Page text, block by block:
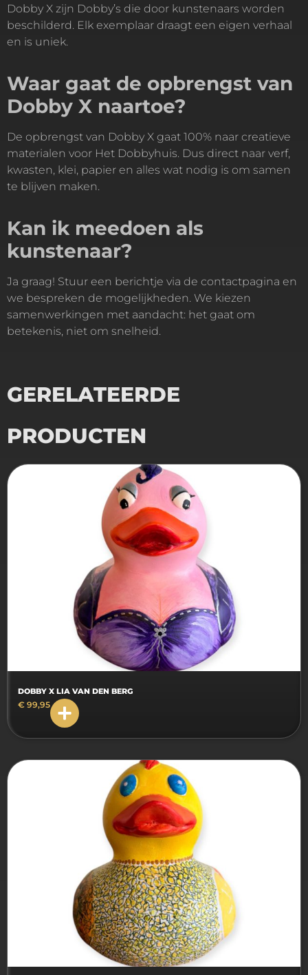
Dobby X zijn Dobby’s die door kunstenaars worden
beschilderd. Elk exemplaar draagt een eigen verhaal
en is uniek.
Waar gaat de opbrengst van
Dobby X naartoe?
De opbrengst van Dobby X gaat 100% naar creatieve
materialen voor Het Dobbyhuis. Dus direct naar verf,
kwasten, klei, papier en alles wat nodig is om samen
te blijven maken.
Kan ik meedoen als
kunstenaar?
Ja graag! Stuur een berichtje via de contactpagina en
we bespreken de mogelijkheden. We kiezen
samenwerkingen met aandacht: het gaat om
betekenis, niet om snelheid.
GERELATEERDE
PRODUCTEN
DOBBY X LIA VAN DEN BERG
€ 99,95